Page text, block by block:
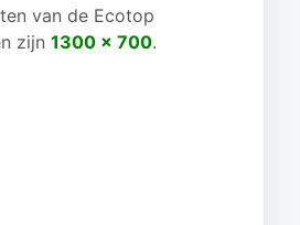
van de Ecotop
zijn 1300 x 700.